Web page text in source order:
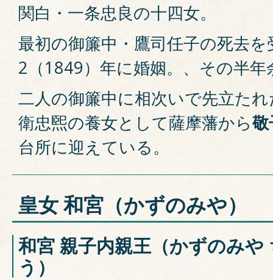
関白・一条忠良の十四女。
最初の御簾中・鷹司任子の死去
2（1849）年に婚姻。、その半年
二人の御簾中に相次いで先立た
衛忠煕の養女として薩摩藩から
台所に迎えている。
皇女 和宮（かずのみや）
和宮 親子内親王（かずのみ
う）